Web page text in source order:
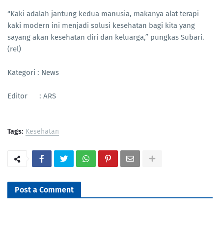
“Kaki adalah jantung kedua manusia, makanya alat terapi
kaki modern ini menjadi solusi kesehatan bagi kita yang
sayang akan kesehatan diri dan keluarga,” pungkas Subari.
(rel)
Kategori : News
Editor : ARS
Tags: Kesehatan
Post a Comment